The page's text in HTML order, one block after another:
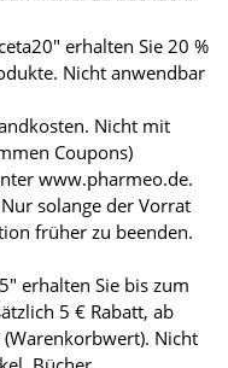
erhalten Sie 20 %
Nicht anwendbar
Nicht mit
Coupons)
www.pharmeo.de.
solange der Vorrat
früher zu beenden.
erhalten Sie bis zum
5 € Rabatt, ab
Nicht